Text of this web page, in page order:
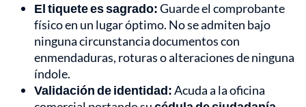
El tiquete es sagrado:Guarde el comprobante
físico en un lugar óptimo. No se admiten bajo
ninguna circunstancia documentos con
enmendaduras, roturas o alteraciones de ninguna
índole.
Validación de identidad:Acuda a la oficina